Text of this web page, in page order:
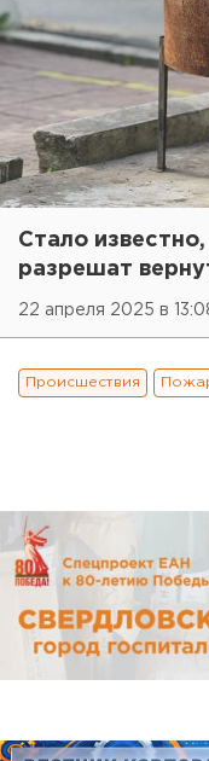
Стало
разрешат
22 апреля 2025 в
Происшествия